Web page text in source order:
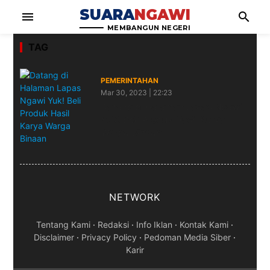
menu SUARANGAWI
MEMBANGUN NEGERI
search
TAG
PEMERINTAHAN
Mar 30, 2023 | 22:23
NETWORK
Tentang Kami · Redaksi · Info Iklan · Kontak Kami ·
Disclaimer · Privacy Policy · Pedoman Media Siber ·
Karir